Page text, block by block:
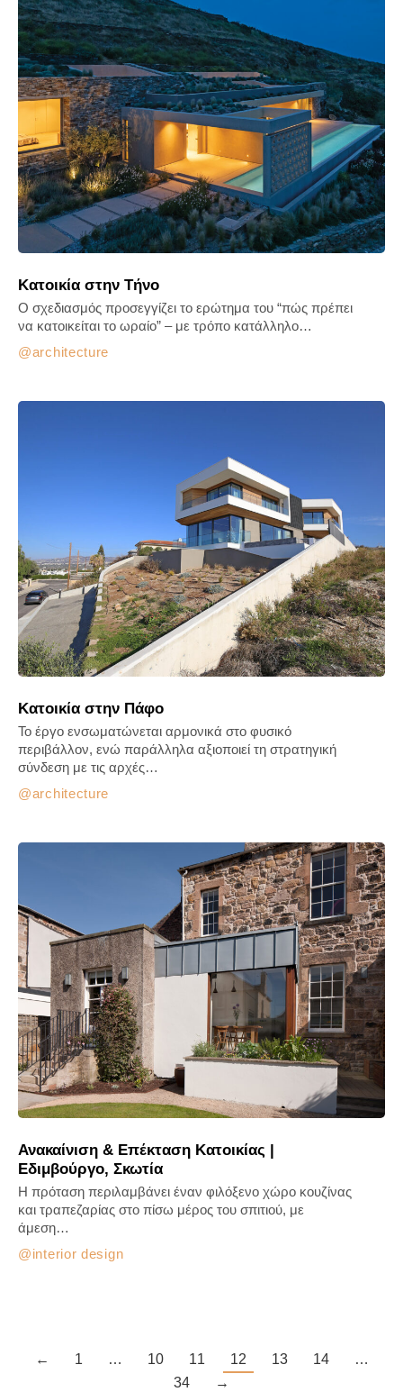
Κατοικία στην Τήνο
architecture
Ο σχεδιασμός προσεγγίζει το ερώτημα του “πώς πρέπει
να κατοικείται το ωραίο” – με τρόπο κατάλληλο…
Κατοικία στην Πάφο
architecture
Το έργο ενσωματώνεται αρμονικά στο φυσικό
περιβάλλον, ενώ παράλληλα αξιοποιεί τη στρατηγική
σύνδεση με τις αρχές…
Ανακαίνιση & Επέκταση Κατοικίας |
Εδιμβούργο, Σκωτία
interior design
Η πρόταση περιλαμβάνει έναν φιλόξενο χώρο κουζίνας
και τραπεζαρίας στο πίσω μέρος του σπιτιού, με
άμεση…
← 1 … 10 11 12 13 14
…
34
→